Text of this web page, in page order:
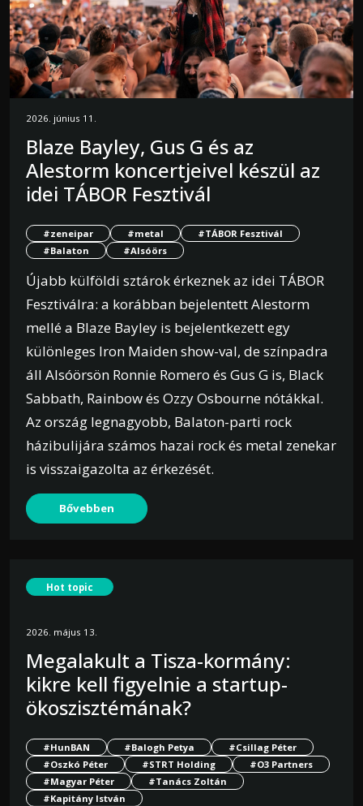
2026. június 11.
Blaze Bayley, Gus G és az
Alestorm koncertjeivel készül az
idei TÁBOR Fesztivál
#zeneipar #metal
#TÁBOR Fesztivál
#Balaton
#Alsóörs
Újabb külföldi sztárok érkeznek az idei TÁBOR
Fesztiválra: a korábban bejelentett Alestorm
mellé a Blaze Bayley is bejelentkezett egy
különleges Iron Maiden show-val, de színpadra
áll Alsóörsön Ronnie Romero és Gus G is, Black
Sabbath, Rainbow és Ozzy Osbourne nótákkal.
Az ország legnagyobb, Balaton-parti rock
házibulijára számos hazai rock és metal zenekar
is visszaigazolta az érkezését.
Bővebben
Hot topic
2026. május 13.
Megalakult a Tisza-kormány:
kikre kell figyelnie a startup-
ökoszisztémának?
#HunBAN #Balogh Petya
#Csillag Péter
#Oszkó Péter
#STRT Holding
#O3 Partners
#Magyar Péter
#Tanács Zoltán
#Kapitány István